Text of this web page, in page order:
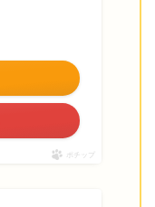
ポチップ